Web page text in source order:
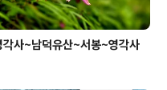
각사~남덕유산~서봉~영각사